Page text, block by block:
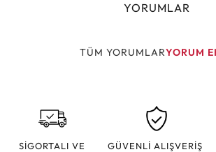
YORUMLAR
TÜM YORUMLARYORUM
SİGORTALI VE
GÜVENLİ ALIŞVERİŞ